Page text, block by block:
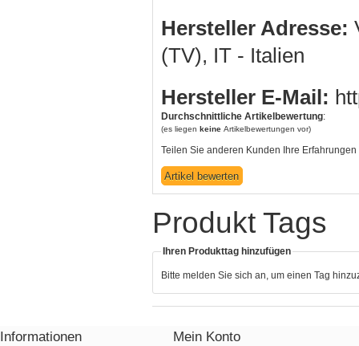
Hersteller Adresse:
(TV), IT - Italien
Hersteller E-Mail:
Durchschnittliche Artikelbewertung:
(es liegen keine Artikelbewertungen vor)
Teilen Sie anderen Kunden Ihre Erfahrungen
Produkt Tags
Ihren Produkttag hinzufügen
Bitte melden Sie sich an, um einen Tag
Informationen Mein Konto